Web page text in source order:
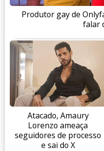
Produtor gay de
falar
Atacado, Amaury
Lorenzo ameaça
seguidores de processo
e sai do X